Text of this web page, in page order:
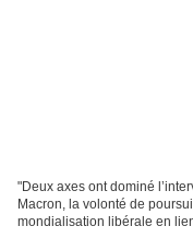
"Deux axes ont dominé
Macron, la volonté de
mondialisation libérale en